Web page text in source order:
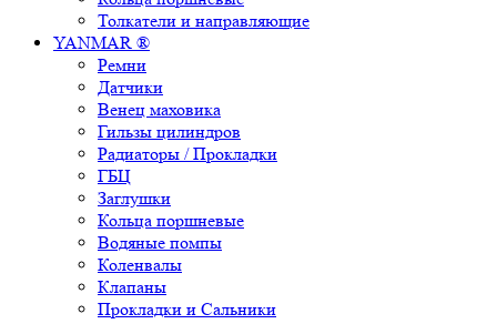
Толкатели и направляющие
YANMAR ®
Ремни
Датчики
Венец маховика
Гильзы цилиндров
Радиаторы / Прокладки
ГБЦ
Заглушки
Кольца поршневые
Водяные помпы
Коленвалы
Клапаны
Прокладки и Сальники